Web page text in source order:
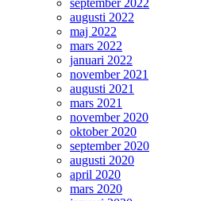
augusti 2022
maj 2022
mars 2022
januari 2022
november 2021
augusti 2021
mars 2021
november 2020
oktober 2020
september 2020
augusti 2020
april 2020
mars 2020